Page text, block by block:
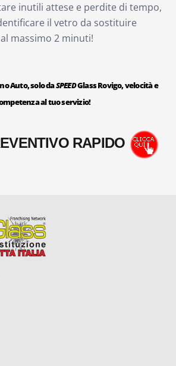
inutili attese e perdite di tempo,
il vetro da sostituire
massimo 2 minuti!
Auto, solo daSPEEDGlass Rovigo, velocità e
al tuo servizio!
RAPIDO